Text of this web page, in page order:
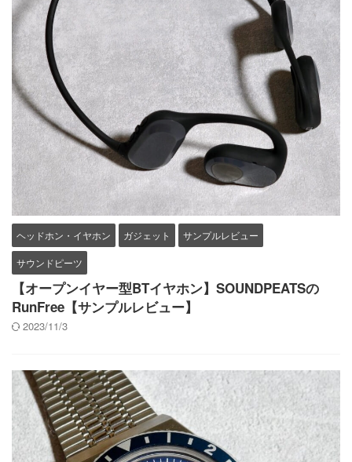
ヘッドホン・イヤホン ガジェット サンプルレビュー
サウンドピーツ
【オープンイヤー型BTイヤホン】SOUNDPEATSの
RunFree【サンプルレビュー】
2023/11/3